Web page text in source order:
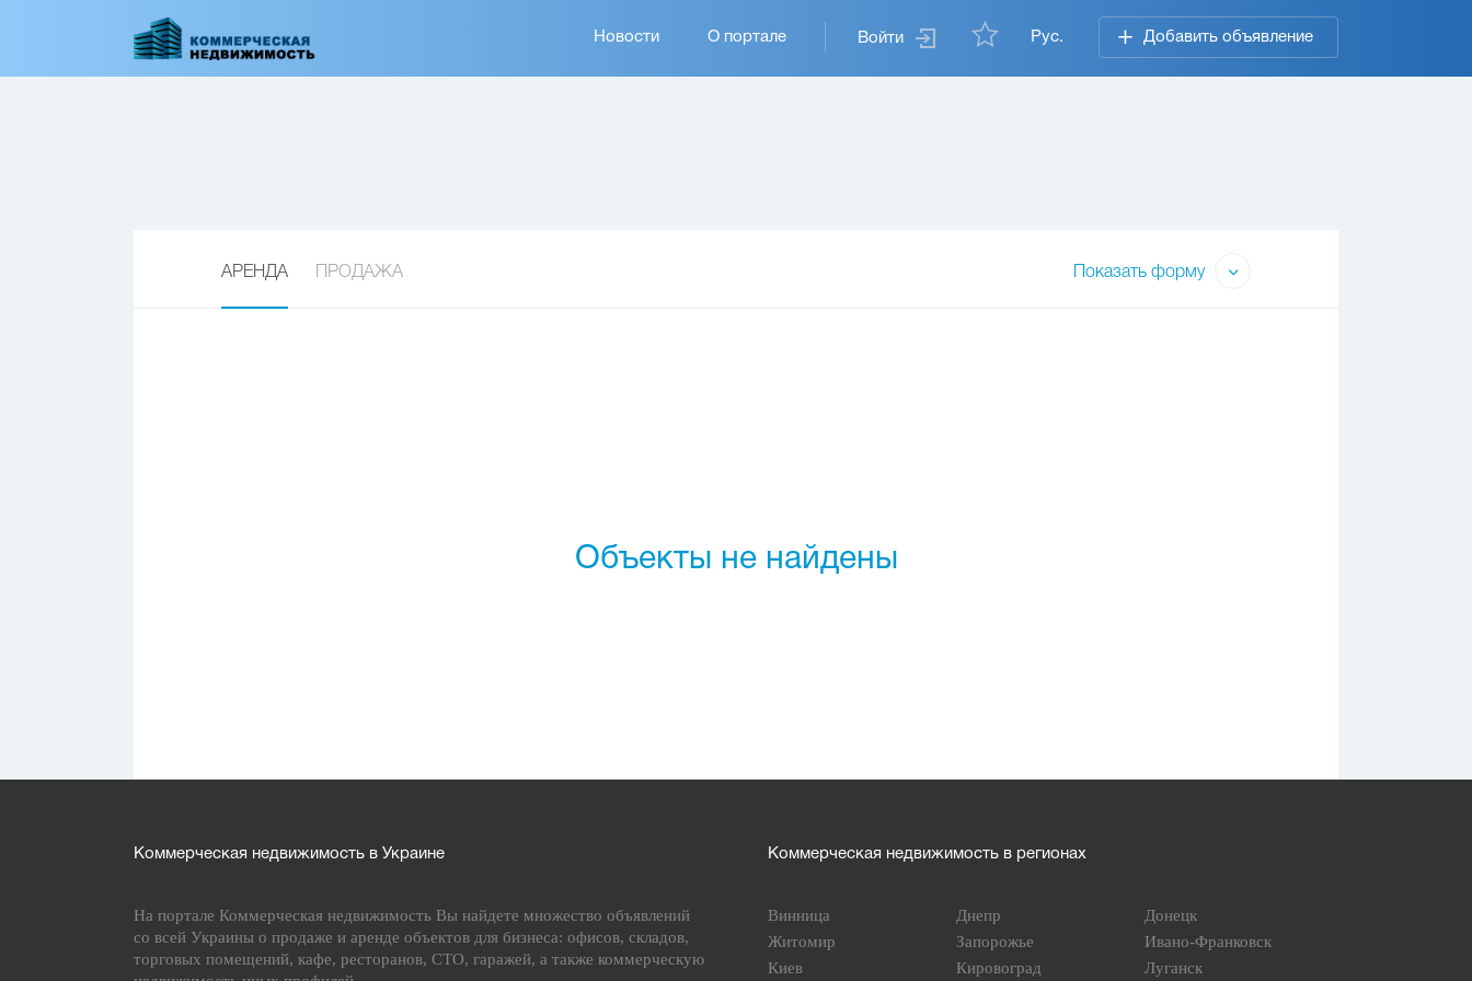
Войти Рус. Добавить объявление
Основная
навигация
Новости О портале
АРЕНДА ПРОДАЖА Показать форму
Объекты не найдены
Коммерческая недвижимость в Украине
На портале Коммерческая недвижимость Вы найдете множество объявлений
со всей Украины о продаже и аренде объектов для бизнеса: офисов, складов,
торговых помещений, кафе, ресторанов, СТО, гаражей, а также коммерческую
Коммерческая недвижимость в регионах
Винница Днепр
Донецк
Житомир
Запорожье
Ивано-Франковск
Киев
Кировоград Луганск